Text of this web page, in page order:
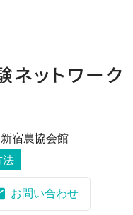
新宿農協会館
法
お問い合わせ